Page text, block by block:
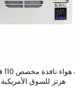
هرتز للسوق الأمريكية